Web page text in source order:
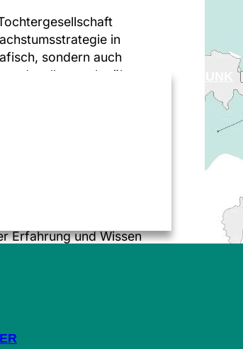
in
sondern auch
wollen auch näher
aufzubauen,
Erfahrung und Wissen